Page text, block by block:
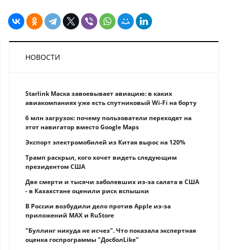
НОВОСТИ
Starlink Маска завоевывает авиацию: в каких
авиакомпаниях уже есть спутниковый Wi-Fi на борту
6 млн загрузок: почему пользователи переходят на
этот навигатор вместо Google Maps
Экспорт электромобилей из Китая вырос на 120%
Трамп раскрыл, кого хочет видеть следующим
президентом США
Две смерти и тысячи заболевших из-за салата в США
- в Казахстане оценили риск вспышки
В России возбудили дело против Apple из-за
приложений MAX и RuStore
"Буллинг никуда не исчез". Что показала экспертная
оценка госпрограммы "ДосболLike"